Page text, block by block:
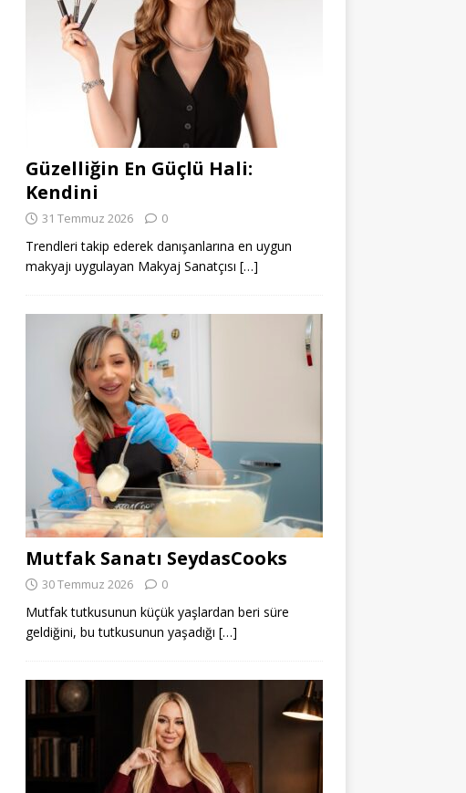
Güzelliğin En Güçlü Hali:
Kendini
31 Temmuz 2026 0
Trendleri takip ederek danışanlarına en uygun
makyajı uygulayan Makyaj Sanatçısı […]
Mutfak Sanatı SeydasCooks
30 Temmuz 2026 0
Mutfak tutkusunun küçük yaşlardan beri süre
geldiğini, bu tutkusunun yaşadığı […]